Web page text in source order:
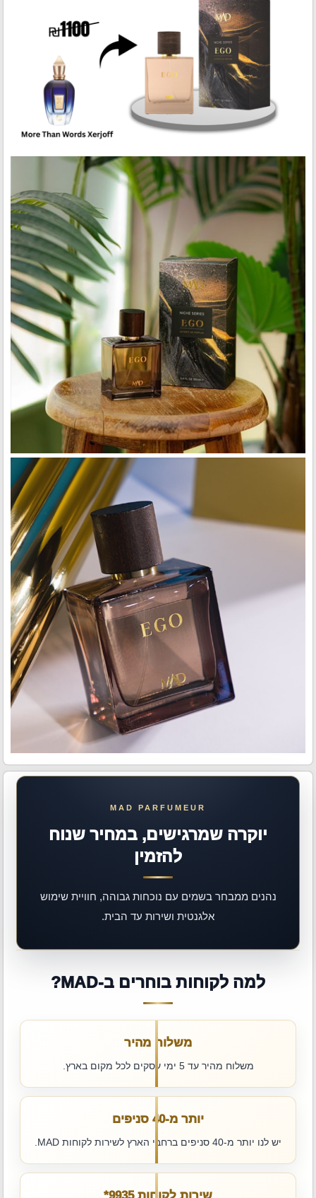
יוקרה שמרגישים, במחיר שנוח
להזמין
נהנים ממבחר בשמים עם נוכחות גבוהה, חוויית שימוש
אלגנטית ושירות עד הבית.
למה לקוחות בוחרים ב-MAD?
משלוח מהיר
משלוח מהיר עד 5 ימי עסקים לכל מקום בארץ.
יותר מ-40 סניפים
יש לנו יותר מ-40 סניפים ברחבי הארץ לשירות לקוחות MAD.